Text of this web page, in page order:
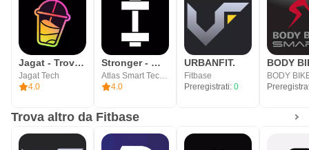
Jagat - Trova famiglia e amici
Jagat Tech
4.0
Stronger - Workout Gym Tracker
Atlas Smart Technologies
4.0
URBANFIT.
Fitbase
Preregistrati: 0
Trova altro da Fitbase